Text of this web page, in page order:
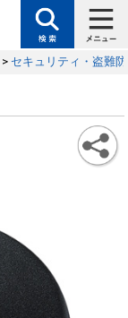
> セキュリティ・盗難